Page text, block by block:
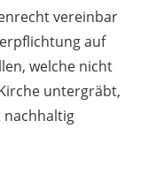
vereinbar
auf
welche nicht
untergräbt,
nachhaltig